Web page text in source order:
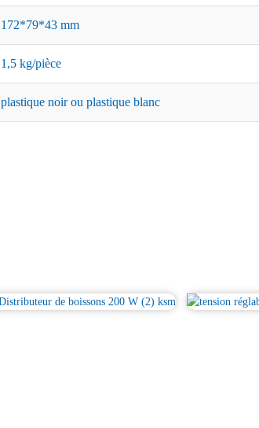
172*79*43 mm
1,5 kg/pièce
plastique noir ou plastique blanc